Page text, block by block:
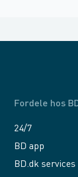
Fordele hos
24/7
BD app
BD.dk services